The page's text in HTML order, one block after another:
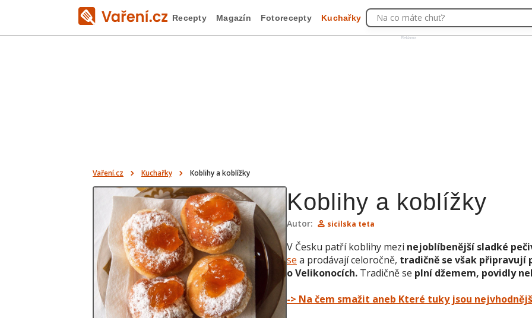
Reklama
Recepty Magazín Fotorecepty Kuchařky Na co máte chuť?
Vaření.cz Kuchařky Koblihy a koblížky
Koblihy a koblížky
Autor: sicilska teta
V Česku patří koblihy mezi nejoblíbenější sladké
se a prodávají celoročně, tradičně se však připravují
o Velikonocích. Tradičně se plní džemem, povidly
-> Na čem smažit aneb Které tuky jsou